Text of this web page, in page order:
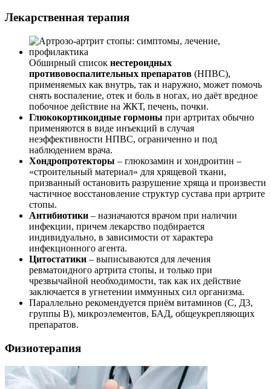
Лекарственная терапия
Обширный список нестероидных
противовоспалительных препаратов (НПВС),
применяемых как внутрь, так и наружно, может помочь
снять воспаление, отек и боль в ногах, но даёт вредное
побочное действие на ЖКТ, печень, почки.
Глюкокортикоидные гормоны при артритах обычно
применяются в виде инъекций в случая
неэффективности НПВС, ограниченно и под
наблюдением врача.
Хондропротекторы – глюкозамин и хондроитин –
«строительный материал» для хрящевой ткани,
призванный остановить разрушение хряща и произвести
частичное восстановление структур сустава при артрите
стопы.
Антибиотики – назначаются врачом при наличии
инфекции, причем лекарство подбирается
индивидуально, в зависимости от характера
инфекционного агента.
Цитостатики – выписываются для лечения
ревматоидного артрита стопы, и только при
чрезвычайной необходимости, так как их действие
заключается в угнетении иммунных сил организма.
Параллельно рекомендуется приём витаминов (С, Д3,
группы В), микроэлементов, БАД, общеукрепляющих
препаратов.
Физиотерапия